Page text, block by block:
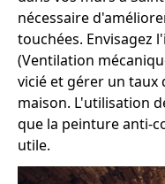
nécessaire
touchées. Envisagez
(Ventilation
vicié et gérer un
maison. L'utilisation
que la peinture anti-
utile.